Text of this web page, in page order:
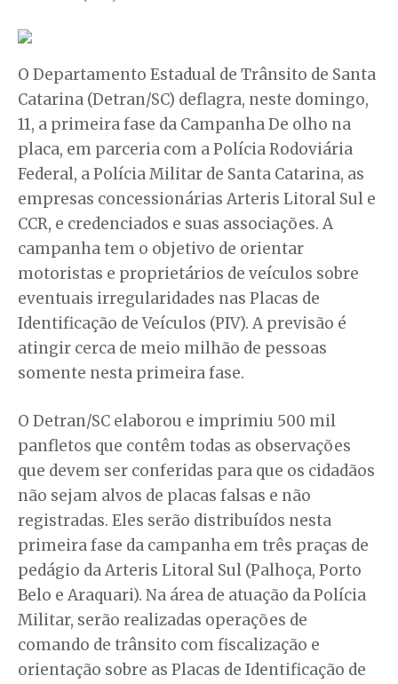
O Departamento Estadual de Trânsito de Santa
Catarina (Detran/SC) deflagra, neste domingo,
11, a primeira fase da Campanha De olho na
placa, em parceria com a Polícia Rodoviária
Federal, a Polícia Militar de Santa Catarina, as
empresas concessionárias Arteris Litoral Sul e
CCR, e credenciados e suas associações. A
campanha tem o objetivo de orientar
motoristas e proprietários de veículos sobre
eventuais irregularidades nas Placas de
Identificação de Veículos (PIV). A previsão é
atingir cerca de meio milhão de pessoas
somente nesta primeira fase.
O Detran/SC elaborou e imprimiu 500 mil
panfletos que contêm todas as observações
que devem ser conferidas para que os cidadãos
não sejam alvos de placas falsas e não
registradas. Eles serão distribuídos nesta
primeira fase da campanha em três praças de
pedágio da Arteris Litoral Sul (Palhoça, Porto
Belo e Araquari). Na área de atuação da Polícia
Militar, serão realizadas operações de
comando de trânsito com fiscalização e
orientação sobre as Placas de Identificação de